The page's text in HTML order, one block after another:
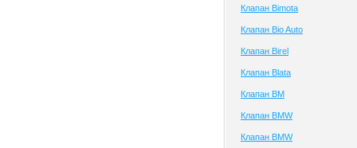
Клапан Bimota
Клапан Bio Auto
Клапан Birel
Клапан Blata
Клапан BM
Клапан BMW
Клапан BMW